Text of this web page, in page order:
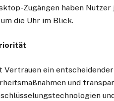
Zugängen haben
die Uhr im Blick.
ein
und